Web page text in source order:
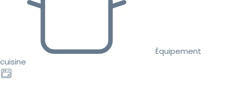
Équipement
cuisine